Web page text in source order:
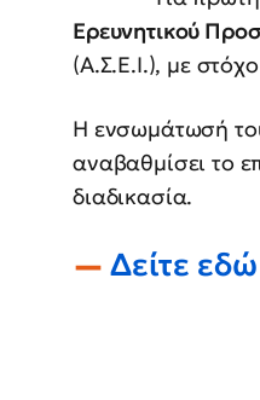
Ερευνητικού
(Α.Σ.Ε.Ι.), με
Η ενσωμάτωσή
αναβαθμίσει το
διαδικασία.
Δείτε